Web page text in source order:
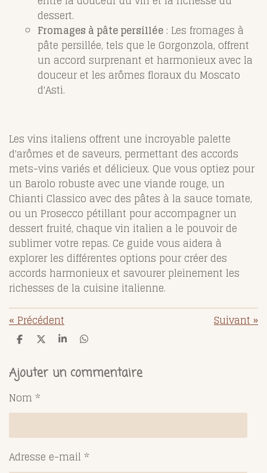
dessert.
Fromages à pâte persillée : Les fromages à
pâte persillée, tels que le Gorgonzola, offrent
un accord surprenant et harmonieux avec la
douceur et les arômes floraux du Moscato
d'Asti.
Les vins italiens offrent une incroyable palette
d'arômes et de saveurs, permettant des accords
mets-vins variés et délicieux. Que vous optiez pour
un Barolo robuste avec une viande rouge, un
Chianti Classico avec des pâtes à la sauce tomate,
ou un Prosecco pétillant pour accompagner un
dessert fruité, chaque vin italien a le pouvoir de
sublimer votre repas. Ce guide vous aidera à
explorer les différentes options pour créer des
accords harmonieux et savourer pleinement les
richesses de la cuisine italienne.
«Précédent Suivant»
P
t
a
e
r
P
t
a
r
P
t
a
r
P
t
a
r
Ajouter un commentaire
Nom *
Adresse e-mail *